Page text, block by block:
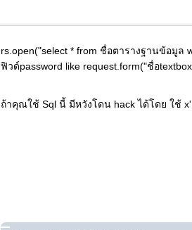
rs.open("select * from ชื่อตารางฐานข้อมูล
ฟิวด์password like request.form("ชื่อ
ถ้าคุณใช้ Sql นี้ มีหวังโดน hack ได้โดย ใช้ x'